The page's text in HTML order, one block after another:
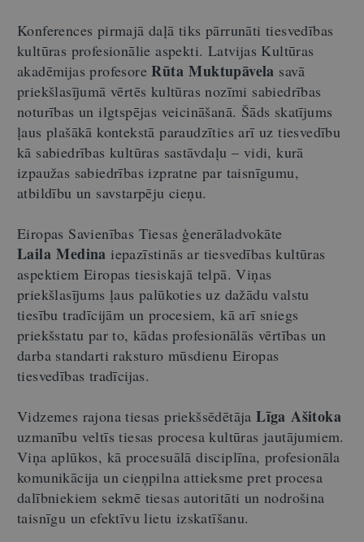
Konferences pirmajā daļā tiks pārrunāti tiesvedības
kultūras profesionālie aspekti. Latvijas Kultūras
akadēmijas profesoreRūta Muktupāvela savā
priekšlasījumā vērtēs kultūras nozīmi sabiedrības
noturības un ilgtspējas veicināšanā. Šāds skatījums
ļaus plašākā kontekstā paraudzīties arī uz tiesvedību
kā sabiedrības kultūras sastāvdaļu – vidi, kurā
izpaužas sabiedrības izpratne par taisnīgumu,
atbildību un savstarpēju cieņu.
Eiropas Savienības Tiesas ģenerāladvokāte
Laila Medina iepazīstinās ar tiesvedības kultūras
aspektiem Eiropas tiesiskajā telpā. Viņas
priekšlasījums ļaus palūkoties uz dažādu valstu
tiesību tradīcijām un procesiem, kā arī sniegs
priekšstatu par to, kādas profesionālās vērtības un
darba standarti raksturo mūsdienu Eiropas
tiesvedības tradīcijas.
Vidzemes rajona tiesas priekšsēdētājaLīga Ašitoka
uzmanību veltīs tiesas procesa kultūras jautājumiem.
Viņa aplūkos, kā procesuālā disciplīna, profesionāla
komunikācija un cieņpilna attieksme pret procesa
dalībniekiem sekmē tiesas autoritāti un nodrošina
taisnīgu un efektīvu lietu izskatīšanu.